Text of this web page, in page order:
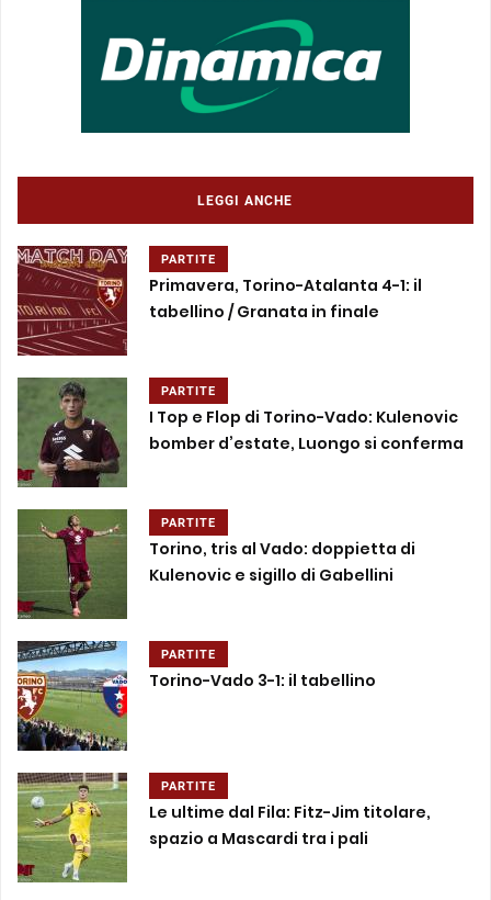
LEGGI ANCHE
PARTITE
Primavera, Torino-Atalanta 4-1: il
tabellino / Granata in finale
PARTITE
I Top e Flop di Torino-Vado: Kulenovic
bomber d’estate, Luongo si conferma
PARTITE
Torino, tris al Vado: doppietta di
Kulenovic e sigillo di Gabellini
PARTITE
Torino-Vado 3-1: il tabellino
PARTITE
Le ultime dal Fila: Fitz-Jim titolare,
spazio a Mascardi tra i pali